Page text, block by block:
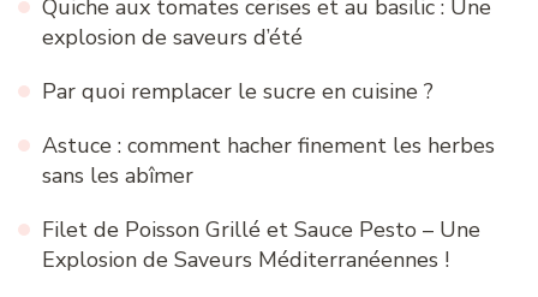
Quiche aux tomates cerises et au basilic : Une
explosion de saveurs d’été
Par quoi remplacer le sucre en cuisine ?
Astuce : comment hacher finement les herbes
sans les abîmer
Filet de Poisson Grillé et Sauce Pesto – Une
Explosion de Saveurs Méditerranéennes !